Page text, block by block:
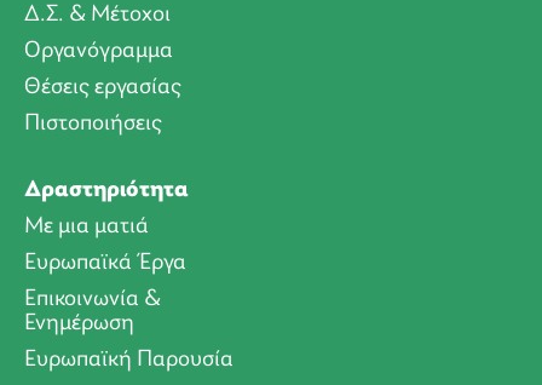
Δ.Σ. & Μέτοχοι
Οργανόγραμμα
Θέσεις εργασίας
Πιστοποιήσεις
Δραστηριότητα
Με μια ματιά
Ευρωπαϊκά Έργα
Επικοινωνία &
Ενημέρωση
Ευρωπαϊκή Παρουσία